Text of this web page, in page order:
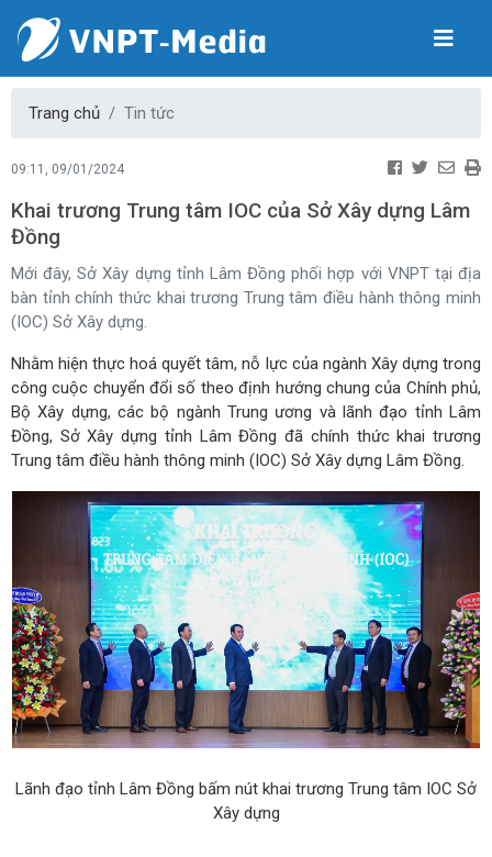
Trang chủ Tin tức
09:11, 09/01/2024
Khai trương Trung tâm IOC của Sở Xây dựng Lâm
Đồng
Mới đây, Sở Xây dựng tỉnh Lâm Đồng phối hợp với VNPT tại địa
bàn tỉnh chính thức khai trương Trung tâm điều hành thông minh
(IOC) Sở Xây dựng.
Nhằm hiện thực hoá quyết tâm, nỗ lực của ngành Xây dựng trong
công cuộc chuyển đổi số theo định hướng chung của Chính phủ,
Bộ Xây dựng, các bộ ngành Trung ương và lãnh đạo tỉnh Lâm
Đồng, Sở Xây dựng tỉnh Lâm Đồng đã chính thức khai trương
Trung tâm điều hành thông minh (IOC) Sở Xây dựng Lâm Đồng.
Lãnh đạo tỉnh Lâm Đồng bấm nút khai trương Trung tâm IOC Sở
Xây dựng